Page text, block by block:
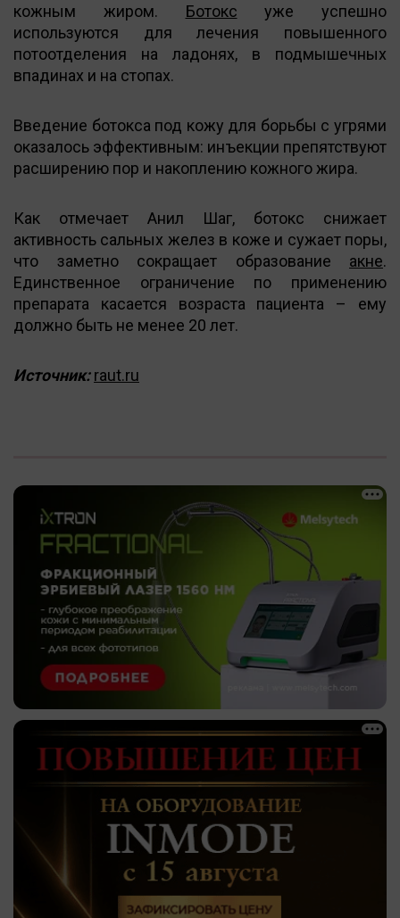
кожным жиром. Ботокс уже успешно
используются для лечения повышенного
потоотделения на ладонях, в подмышечных
впадинах и на стопах.
Введение ботокса под кожу для борьбы с угрями
оказалось эффективным: инъекции препятствуют
расширению пор и накоплению кожного жира.
Как отмечает Анил Шаг, ботокс снижает
активность сальных желез в коже и сужает поры,
что заметно сокращает образование акне.
Единственное ограничение по применению
препарата касается возраста пациента – ему
должно быть не менее 20 лет.
Источник: raut.ru